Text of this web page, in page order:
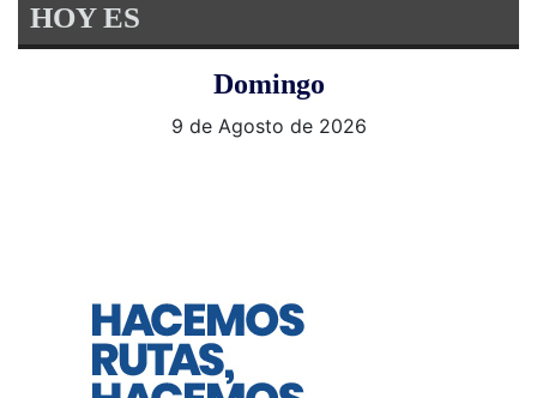
HOY ES
Domingo
9 de Agosto de 2026